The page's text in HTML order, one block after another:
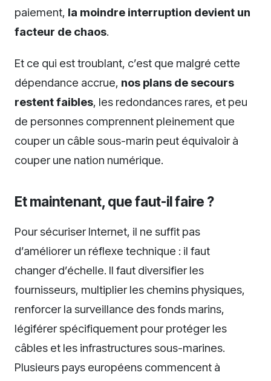
paiement, la moindre interruption devient un
facteur de chaos.
Et ce qui est troublant, c’est que malgré cette
dépendance accrue, nos plans de secours
restent faibles, les redondances rares, et peu
de personnes comprennent pleinement que
couper un câble sous-marin peut équivaloir à
couper une nation numérique.
Et maintenant, que faut-il faire ?
Pour sécuriser Internet, il ne suffit pas
d’améliorer un réflexe technique : il faut
changer d’échelle. Il faut diversifier les
fournisseurs, multiplier les chemins physiques,
renforcer la surveillance des fonds marins,
légiférer spécifiquement pour protéger les
câbles et les infrastructures sous-marines.
Plusieurs pays européens commencent à